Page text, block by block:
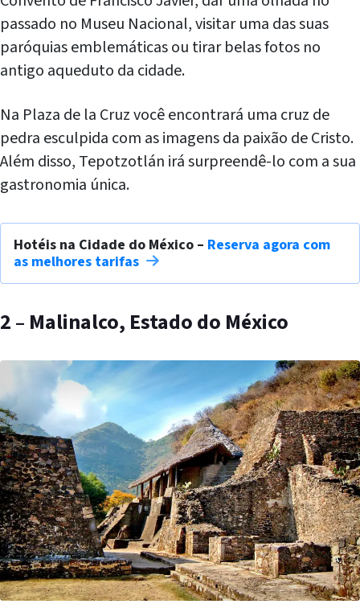
passado no Museu Nacional, visitar uma das suas
paróquias emblemáticas ou tirar belas fotos no
antigo aqueduto da cidade.
Na Plaza de la Cruz você encontrará uma cruz de
pedra esculpida com as imagens da paixão de Cristo.
Além disso, Tepotzotlán irá surpreendê-lo com a sua
gastronomia única.
Hotéis na Cidade do México – Reserva agora com
as melhores tarifas
2 – Malinalco, Estado do México